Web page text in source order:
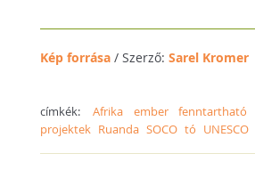
Kép forrása / Szerző:Sarel Kromer
címkék: Afrika ember fenntartható
projektek Ruanda SOCO tó UNESCO